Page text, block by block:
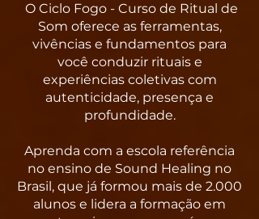
O Ciclo Fogo - Curso de Ritual de
Som oferece as ferramentas,
vivências e fundamentos para
você conduzir rituais e
experiências coletivas com
autenticidade, presença e
profundidade.
Aprenda com a escola referência
no ensino de Sound Healing no
Brasil, que já formou mais de 2.000
alunos e lidera a formação em